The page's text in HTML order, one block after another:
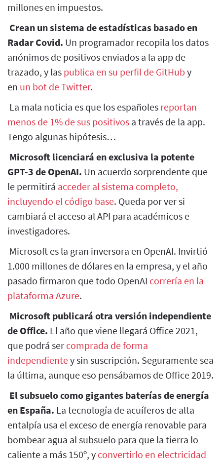
millones en impuestos.
Crean un sistema de estadísticas basado en
Radar Covid. Un programador recopila los datos
anónimos de positivos enviados a la app de
trazado, y las publica en su perfil de GitHub y
en un bot de Twitter.
La mala noticia es que los españoles reportan
menos de 1% de sus positivos a través de la app.
Tengo algunas hipótesis…
Microsoft licenciará en exclusiva la potente
GPT-3 de OpenAI. Un acuerdo sorprendente que
le permitirá acceder al sistema completo,
incluyendo el código base. Queda por ver si
cambiará el acceso al API para académicos e
investigadores.
Microsoft es la gran inversora en OpenAI. Invirtió
1.000 millones de dólares en la empresa, y el año
pasado firmaron que todo OpenAI correría en la
plataforma Azure.
Microsoft publicará otra versión independiente
de Office. El año que viene llegará Office 2021,
que podrá ser comprada de forma
independientey sin suscripción. Seguramente sea
la última, aunque eso pensábamos de Office 2019.
El subsuelo como gigantes baterías de energía
en España. La tecnología de acuíferos de alta
entalpía usa el exceso de energía renovable para
bombear agua al subsuelo para que la tierra lo
caliente a más 150º, y convertirlo en electricidad